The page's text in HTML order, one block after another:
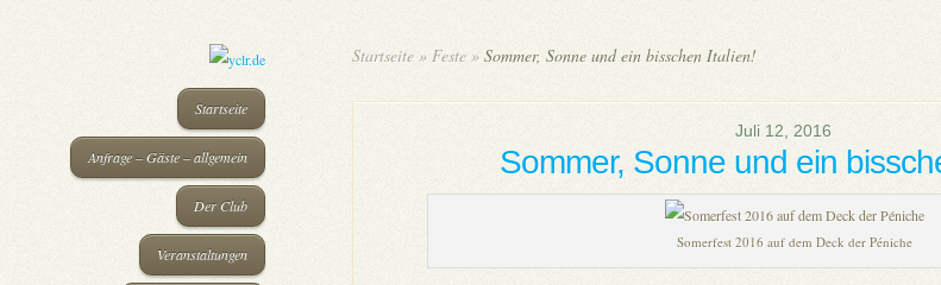
Startseite
Anfrage – Gäste – allgemein
Der Club
Veranstaltungen
Startseite » Feste »Sommer, Sonne und ein bisschen Italien!
Juli 12, 2016
Sommer, Sonne und ein
Somerfest 2016 auf dem Deck der Péniche